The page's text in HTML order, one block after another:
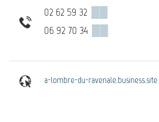
02 62 59 32 ▒▒
06 92 70 34 ▒▒
a-lombre-du-ravenale.business.site